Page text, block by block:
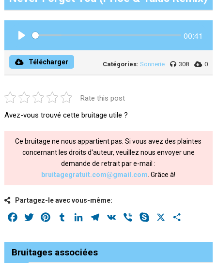
00:41
Télécharger Catégories: Sonnerie 308 0
Rate this post
Avez-vous trouvé cette bruitage utile ?
Ce bruitage ne nous appartient pas. Si vous avez des plaintes
concernant les droits d'auteur, veuillez nous envoyer une
demande de retrait par e-mail :
bruitagegratuit.com@gmail.com . Grâce à!
Partagez-le avec vous-même:
Facebook
Twitter PinterestTumblrLinkedInTelegram
VK Viber Skype
Bruitages associées